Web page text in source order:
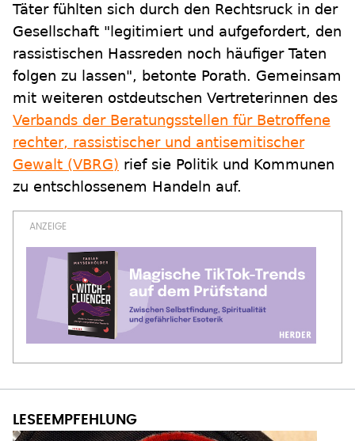
Täter fühlten sich durch den Rechtsruck in der
Gesellschaft "legitimiert und aufgefordert, den
rassistischen Hassreden noch häufiger Taten
folgen zu lassen", betonte Porath. Gemeinsam
mit weiteren ostdeutschen Vertreterinnen des
Verbands der Beratungsstellen für Betroffene
rechter, rassistischer und antisemitischer
Gewalt (VBRG) rief sie Politik und Kommunen
zu entschlossenem Handeln auf.